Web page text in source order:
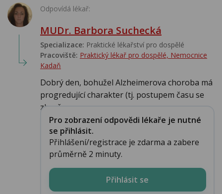
Odpovídá lékař:
MUDr. Barbora Suchecká
Specializace: Praktické lékařství pro dospělé
Pracoviště: Praktický lékař pro dospělé, Nemocnice
Kadaň
Dobrý den, bohužel Alzheimerova choroba má
progredující charakter (tj. postupem času se
zhorš...
Pro zobrazení odpovědi lékaře je nutné
se přihlásit.
Přihlášení/registrace je zdarma a zabere
průměrně 2 minuty.
Přihlásit se